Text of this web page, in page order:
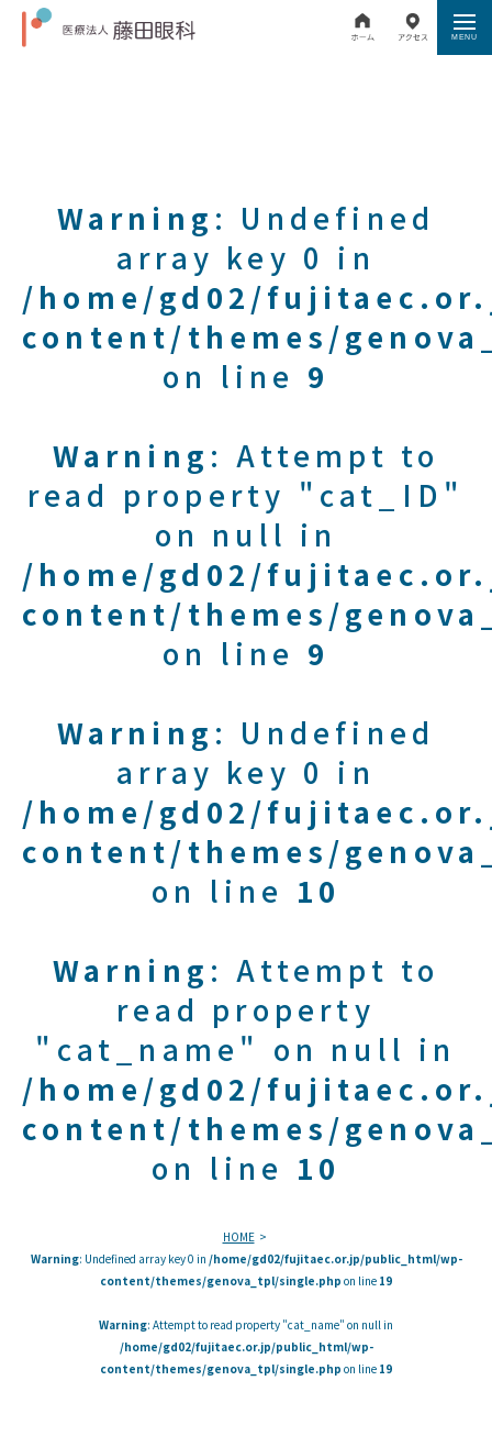
Warning : Undefined
array key 0 in
/home/gd02/
content/themes/
on line 9
Warning : Attempt to
read property "cat_ID"
on null in
/home/gd02/
content/themes/
on line 9
Warning : Undefined
array key 0 in
/home/gd02/
content/themes/
on line 10
Warning : Attempt to
read property
"cat_name" on null in
/home/gd02/
content/themes/
on line 10
HOME
Warning: Undefined array key 0 in /home/gd02/fujitaec.or.jp/public_html/wp-
content/themes/genova_tpl/single.php on line 19
Warning: Attempt to read property "cat_name" on null in
/home/gd02/fujitaec.or.jp/public_html/wp-
content/themes/genova_tpl/single.php on line 19